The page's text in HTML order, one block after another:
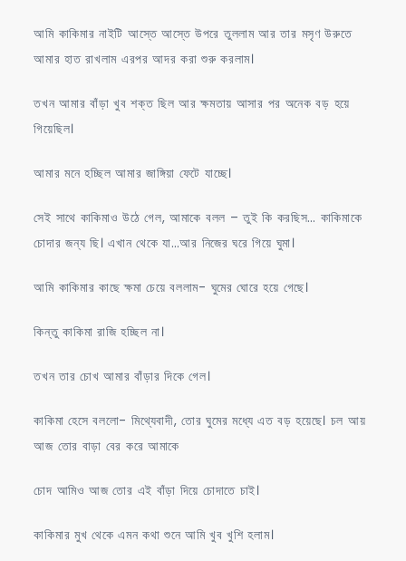
আমি কাকিমার নাইটি আস্তে আস্তে উপরে তুললাম আর তার মসৃণ উরুতে
আমার হাত রাখলাম এরপর আদর করা শুরু করলাম।
তখন আমার বাঁড়া খুব শক্ত ছিল আর ক্ষমতায় আসার পর অনেক বড় হয়ে
গিয়েছিল।
আমার মনে হচ্ছিল আমার জাঙ্গিয়া ফেটে যাচ্ছে।
সেই সাথে কাকিমাও উঠে গেল, আমাকে বলল – তুই কি করছিস… কাকিমাকে
চোদার জন্য ছি। এখান থেকে যা…আর নিজের ঘরে গিয়ে ঘুমা।
আমি কাকিমার কাছে ক্ষমা চেয়ে বললাম- ঘুমের ঘোরে হয়ে গেছে।
কিন্তু কাকিমা রাজি হচ্ছিল না।
তখন তার চোখ আমার বাঁড়ার দিকে গেল।
কাকিমা হেসে বললো- মিথ্যেবাদী, তোর ঘুমের মধ্যে এত বড় হয়েছে। চল আয়
আজ তোর বাড়া বের করে আমাকে
চোদ আমিও আজ তোর এই বাঁড়া দিয়ে চোদাতে চাই।
কাকিমার মুখ থেকে এমন কথা শুনে আমি খুব খুশি হলাম।